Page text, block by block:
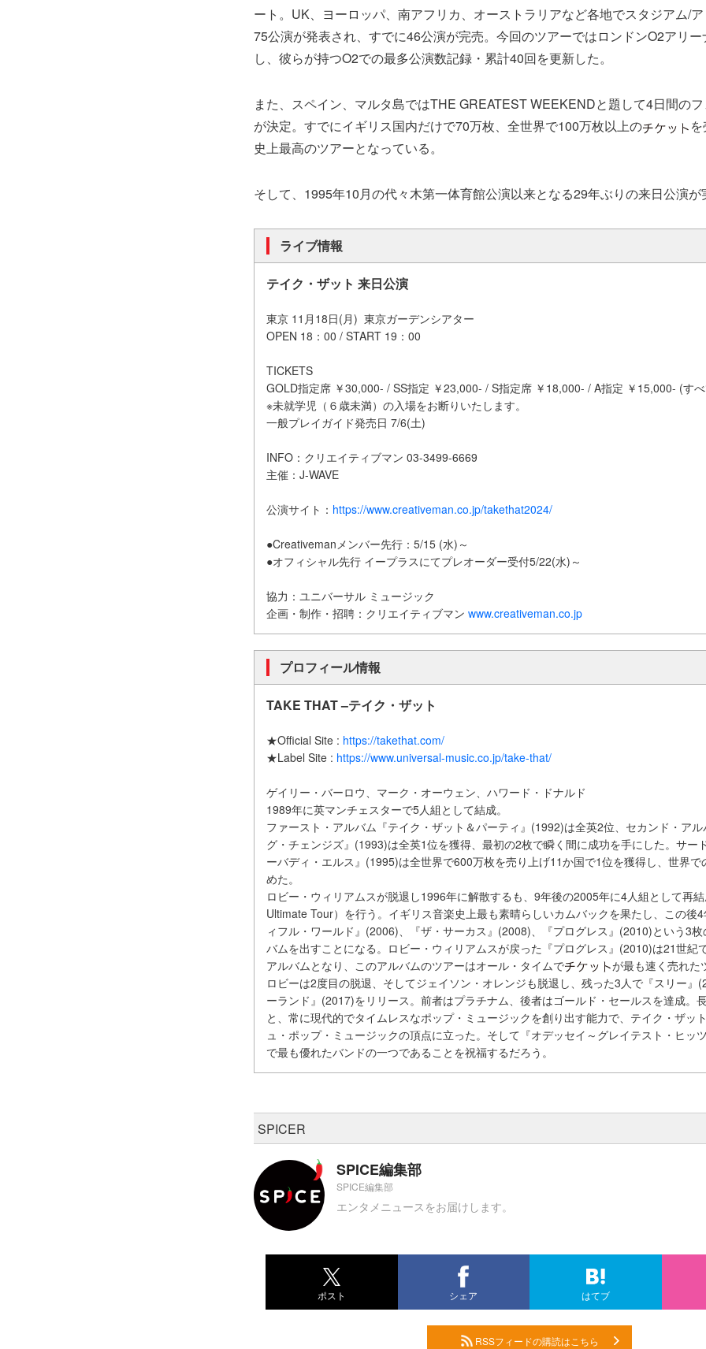
ート。UK、ヨーロッパ、南アフリカ、オーストラリアなど各地でスタジアム/
75公演が発表され、すでに46公演が完売。今回のツアーではロンドンO2アリ
し、彼らが持つO2での最多公演数記録・累計40回を更新した。
また、スペイン、マルタ島ではTHE GREATEST WEEKENDと題して4日間の
が決定。すでにイギリス国内だけで70万枚、全世界で100万枚以上の
史上最高のツアーとなっている。
そして、1995年10月の代々木第一体育館公演以来となる29年ぶりの来日公演が
ライブ情報
テイク・ザット 来日公演
東京 11月18日(月) 東京ガーデンシアター
OPEN 18：00 / START 19：00
TICKETS
GOLD指定席 ￥30,000- / SS指定 ￥23,000- / S指定席 ￥18,000- / A指定 ￥15,000- (すべ
※未就学児（６歳未満）の入場をお断りいたします。
一般プレイガイド発売日 7/6(土)
INFO：クリエイティブマン 03-3499-6669
主催：J-WAVE
公演サイト： https://www.creativeman.co.jp/takethat2024/
●Creativemanメンバー先行：5/15 (水)～
●オフィシャル先行 イープラスにてプレオーダー受付5/22(水)～
協力：ユニバーサル ミュージック
企画・制作・招聘：クリエイティブマン www.creativeman.co.jp
プロフィール情報
TAKE THAT –テイク・ザット
★Official Site : https://takethat.com/
★Label Site : https://www.universal-music.co.jp/take-that/
ゲイリー・バーロウ、マーク・オーウェン、ハワード・ドナルド
1989年に英マンチェスターで5人組として結成。
ファースト・アルバム『テイク・ザット＆パーティ』(1992)は全英2位、セカンド・ア
グ・チェンジズ』(1993)は全英1位を獲得、最初の2枚で瞬く間に成功を手にした。サー
ーバディ・エルス』(1995)は全世界で600万枚を売り上げ11か国で1位を獲得し、世界で
めた。
ロビー・ウィリアムスが脱退し1996年に解散するも、9年後の2005年に4人組として再
Ultimate Tour）を行う。イギリス音楽史上最も素晴らしいカムバックを果たし、この後
ィフル・ワールド』(2006)、『ザ・サーカス』(2008)、『プログレス』(2010)という3
バムを出すことになる。ロビー・ウィリアムスが戻った『プログレス』(2010)は21世紀
アルバムとなり、このアルバムのツアーはオール・タイムで
が最も速く売れた
ロビーは2度目の脱退、そしてジェイソン・オレンジも脱退し、残った3人で『スリー』
ーランド』(2017)をリリース。前者はプラチナム、後者はゴールド・セールスを達成。
と、常に現代的でタイムレスなポップ・ミュージックを創り出す能力で、テイク・ザッ
ュ・ポップ・ミュージックの頂点に立った。そして『オデッセイ～グレイテスト・ヒッ
で最も優れたバンドの一つであることを祝福するだろう。
SPICER
SPICE編集部
SPICE編集部
エンタメニュースをお届けします。
ポスト シェア はてブ
RSSフィードの購読はこちら